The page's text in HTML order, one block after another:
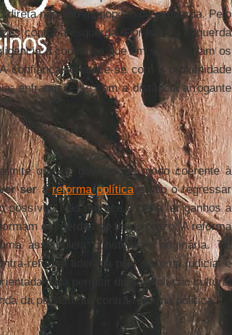
não são monopólio da esquerda. Pelo
contra a esquerda. Por isso, a esquerda
a confiança que em si depositam os
confiança fortalece-se com a proximidade
enfraquece-se com a distância arrogante
que se governe de modo coerente à
ser areforma políticae não o regressar
possível. Não merece a pena ter ganhos a
em perdas de longo prazo. A reforma
assembleia constituinte originária. Tal
reforma liderada pelo sistema judicial e
para permitir uma revolução cultural
da persistente contra-reforma política.